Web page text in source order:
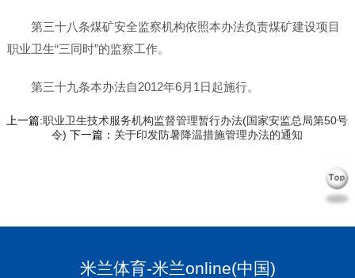
第三十八条煤矿安全监察机构依照本办法负责煤矿建设项目
职业卫生“三同时”的监察工作。
第三十九条本办法自2012年6月1日起施行。
上一篇:职业卫生技术服务机构监督管理暂行办法(国家安监总局第50号
令) 下一篇： 关于印发防暑降温措施管理办法的通知
米兰体育-米兰online(中国)